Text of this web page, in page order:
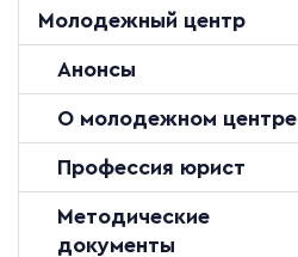
Молодежный центр
Анонсы
О молодежном центре
Профессия юрист
Методические
документы